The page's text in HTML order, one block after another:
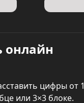
онлайн
цифры от 1
или 3×3 блоке.